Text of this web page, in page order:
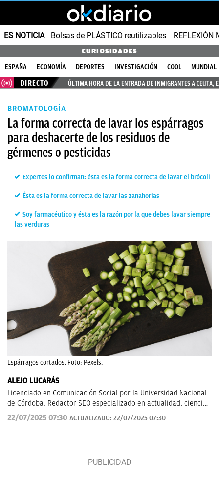
ES NOTICIA Bolsas de PLÁSTICO reutilizables REFLEXIÓN
CURIOSIDADES
ESPAÑA ECONOMÍA DEPORTES INVESTIGACIÓN COOL
MUNDIAL
DIRECTO
ÚLTIMA HORA DE LA ENTRADA DE INMIGRANTES A CEUTA,
BROMATOLOGÍA
La forma correcta de lavar los espárragos
para deshacerte de los residuos de
gérmenes o pesticidas
Expertos lo confirman: ésta es la forma correcta de lavar el brócoli
Ésta es la forma correcta de lavar las zanahorias
Soy farmacéutico y ésta es la razón por la que debes lavar siempre
las verduras
Espárragos cortados. Foto: Pexels.
ALEJO LUCARÁS
Licenciado en Comunicación Social por la Universidad Nacional
de Córdoba. Redactor SEO especializado en actualidad, ciencia
aplicada, tecnología y fenómenos sociales, con un enfoque
divulgativo y orientado a explicar al lector cómo los grandes
22/07/2025 07:30 ACTUALIZADO: 22/07/2025 07:30